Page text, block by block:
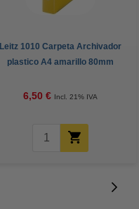
Leitz 1010 Carpeta Archivador
plastico A4 amarillo 80mm
6,50 € Incl. 21% IVA